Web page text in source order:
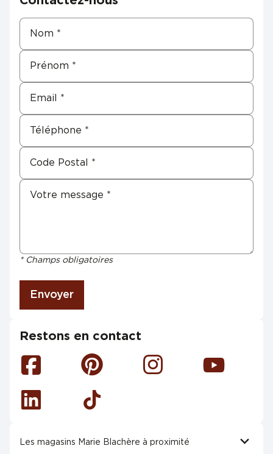
* Champs obligatoires
Envoyer
Restons en contact
Facebook Pinterest Instagram Youtube
Linkedin Tiktok
Les magasins Marie Blachère à proximité